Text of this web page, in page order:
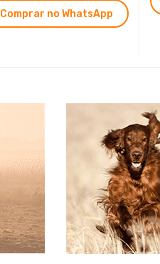
Comprar no WhatsApp